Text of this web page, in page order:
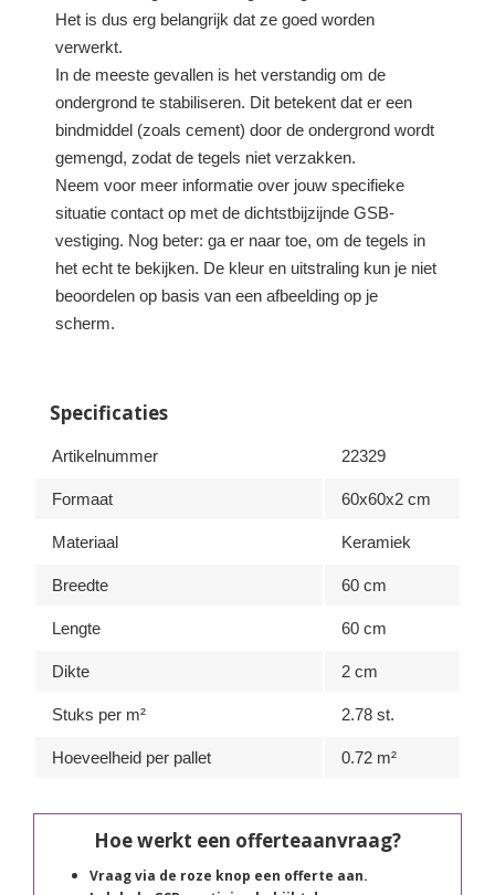
Het is dus erg belangrijk dat ze goed worden
verwerkt.
In de meeste gevallen is het verstandig om de
ondergrond te stabiliseren. Dit betekent dat er een
bindmiddel (zoals cement) door de ondergrond wordt
gemengd, zodat de tegels niet verzakken.
Neem voor meer informatie over jouw specifieke
situatie contact op met de dichtstbijzijnde GSB-
vestiging. Nog beter: ga er naar toe, om de tegels in
het echt te bekijken. De kleur en uitstraling kun je niet
beoordelen op basis van een afbeelding op je
scherm.
Specificaties
Artikelnummer 22329
Formaat 60x60x2 cm
Materiaal Keramiek
Breedte 60 cm
Lengte 60 cm
Dikte 2 cm
Stuks per m² 2.78 st.
Hoeveelheid per pallet 0.72 m²
Hoe werkt een offerteaanvraag?
Vraag via de roze knop een offerte aan.